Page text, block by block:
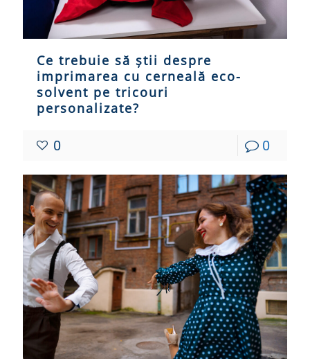
Ce trebuie să știi despre
imprimarea cu cerneală eco-
solvent pe tricouri
personalizate?
0 0